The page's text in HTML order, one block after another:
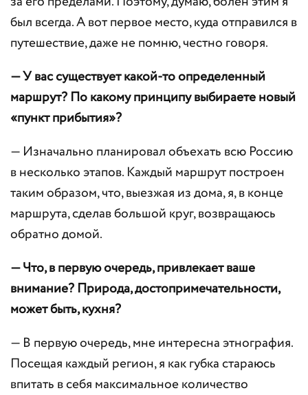
был всегда. А вот первое место, куда отправился в
путешествие, даже не помню, честно говоря.
— У вас существует какой-то определенный
маршрут? По какому принципу выбираете новый
«пункт прибытия»?
— Изначально планировал объехать всю Россию
в несколько этапов. Каждый маршрут построен
таким образом, что, выезжая из дома, я, в конце
маршрута, сделав большой круг, возвращаюсь
обратно домой.
— Что, в первую очередь, привлекает ваше
внимание? Природа, достопримечательности,
может быть, кухня?
— В первую очередь, мне интересна этнография.
Посещая каждый регион, я как губка стараюсь
впитать в себя максимальное количество